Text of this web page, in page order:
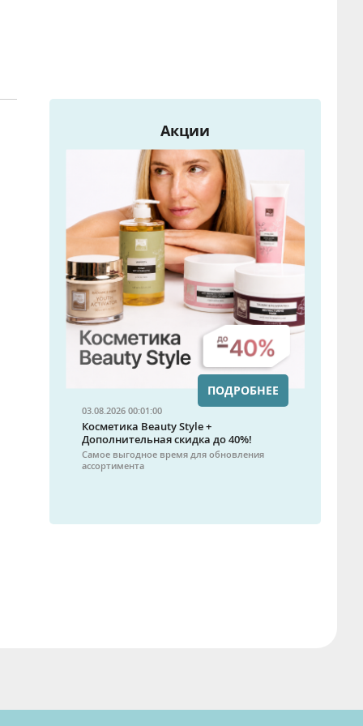
Акции
03.08.2026 00:01:00
Косметика Beauty Style +
Дополнительная скидка до 40%!
Самое выгодное время для обновления
ассортимента
ПОДРОБНЕЕ